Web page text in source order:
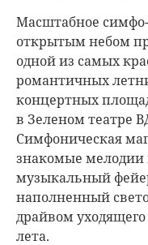
Масштабное
открытым небом
одной из самых
романтичных
концертных
в Зеленом театре
Симфоническая
знакомые мелодии
музыкальный
наполненный
драйвом уходящего
лета.